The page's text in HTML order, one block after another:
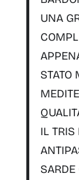
UNA
STATO
IL TRIS
SARDE